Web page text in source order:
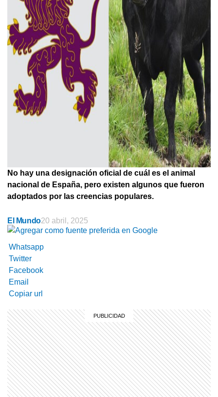
No hay una designación oficial de cuál es el animal
nacional de España, pero existen algunos que fueron
adoptados por las creencias populares.
El Mundo20 abril, 2025
Whatsapp
Twitter
Facebook
Email
Copiar url